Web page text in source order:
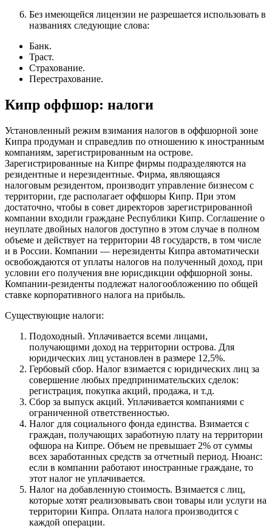
Без имеющейся лицензии не разрешается использовать в
названиях следующие слова:
Банк.
Траст.
Страхование.
Перестрахование.
Кипр оффшор: налоги
Установленный режим взимания налогов в оффшорной зоне
Кипра продуман и справедлив по отношению к иностранным
компаниям, зарегистрированным на острове.
Зарегистрированные на Кипре фирмы подразделяются на
резидентные и нерезидентные. Фирма, являющаяся
налоговым резидентом, производит управление бизнесом с
территории, где располагает оффшоры Кипр. При этом
достаточно, чтобы в совет директоров зарегистрированной
компании входили граждане Республики Кипр. Соглашение о
неуплате двойных налогов доступно в этом случае в полном
объеме и действует на территории 48 государств, в том числе
и в России. Компании — нерезиденты Кипра автоматически
освобождаются от уплаты налогов на полученный доход, при
условии его получения вне юрисдикции оффшорной зоны.
Компании-резиденты подлежат налогообложению по общей
ставке корпоративного налога на прибыль.
Существующие налоги:
Подоходный. Уплачивается всеми лицами,
получающими доход на территории острова. Для
юридических лиц установлен в размере 12,5%.
Гербовый сбор. Налог взимается с юридических лиц за
совершение любых предпринимательских сделок:
регистрация, покупка акций, продажа, и т.д.
Сбор за выпуск акций. Уплачивается компаниями с
ограниченной ответственностью.
Налог для социального фонда единства. Взимается с
граждан, получающих заработную плату на территории
офшора на Кипре. Объем не превышает 2% от суммы
всех заработанных средств за отчетный период. Нюанс:
если в компании работают иностранные граждане, то
этот налог не уплачивается.
Налог на добавленную стоимость. Взимается с лиц,
которые хотят реализовывать свои товары или услуги на
территории Кипра. Оплата налога производится с
каждой операции.